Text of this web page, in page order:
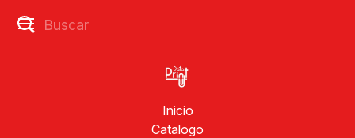
Inicio
Catalogo